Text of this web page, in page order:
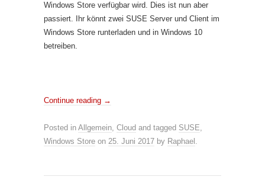
Windows Store verfügbar wird. Dies ist nun aber
passiert. Ihr könnt zwei SUSE Server und Client im
Windows Store runterladen und in Windows 10
betreiben.
Continue reading →
Posted in Allgemein, Cloud and tagged SUSE,
Windows Store on 25. Juni 2017 by Raphael .